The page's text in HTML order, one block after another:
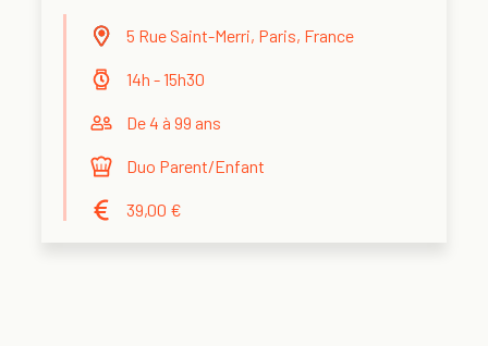
5 Rue Saint-Merri, Paris, France
14h - 15h30
De 4 à 99 ans
Duo Parent/Enfant
39,00 €